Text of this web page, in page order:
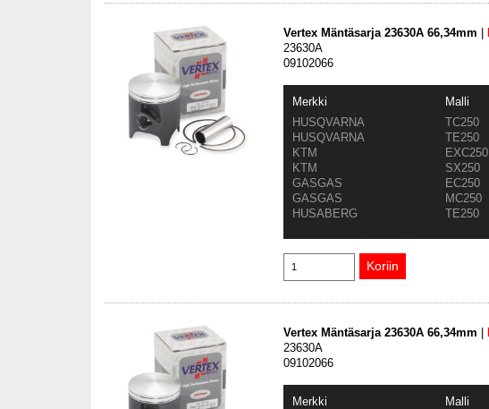
Vertex Mäntäsarja 23630A 66,34mm
23630A
09102066
Merkki Malli
HUSQVARNA
TC250
HUSQVARNA
TE250
KTM
EXC250
KTM
SX250
GASGAS
EC250
GASGAS
MC250
HUSABERG
TE250
Vertex Mäntäsarja 23630A 66,34mm
23630A
09102066
Merkki Malli